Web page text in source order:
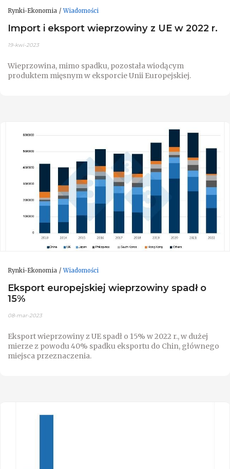
Rynki-Ekonomia Wiadomości
Import i eksport wieprzowiny z UE w 2022 r.
19-kwi-2023
Wieprzowina, mimo spadku, pozostała wiodącym
produktem mięsnym w eksporcie Unii Europejskiej.
Rynki-Ekonomia Wiadomości
Eksport europejskiej wieprzowiny spadł o
15%
08-mar-2023
Eksport wieprzowiny z UE spadł o 15% w 2022 r., w dużej
mierze z powodu 40% spadku eksportu do Chin, głównego
miejsca przeznaczenia.